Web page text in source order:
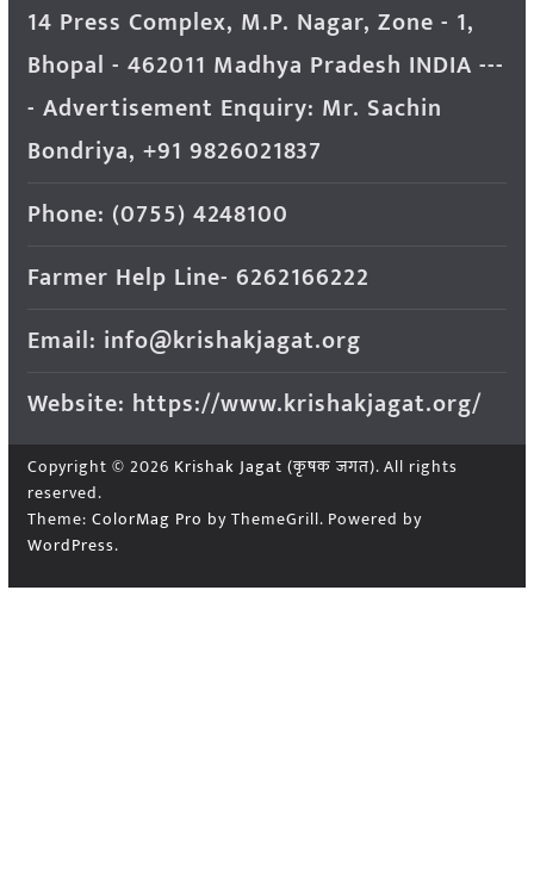
14 Press Complex, M.P. Nagar, Zone - 1,
Bhopal - 462011 Madhya Pradesh INDIA ---
- Advertisement Enquiry: Mr. Sachin
Bondriya, +91 9826021837
Phone: (0755) 4248100
Farmer Help Line- 6262166222
Email: info@krishakjagat.org
Website: https://www.krishakjagat.org/
Copyright © 2026 Krishak Jagat (कृषक जगत). All rights
reserved.
Theme: ColorMag Pro by ThemeGrill. Powered by
WordPress.